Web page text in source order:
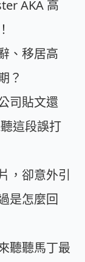
AKA 高
、移居高
？
司貼文還
這段誤打
，卻意外引
是怎麼回
聽聽馬丁最